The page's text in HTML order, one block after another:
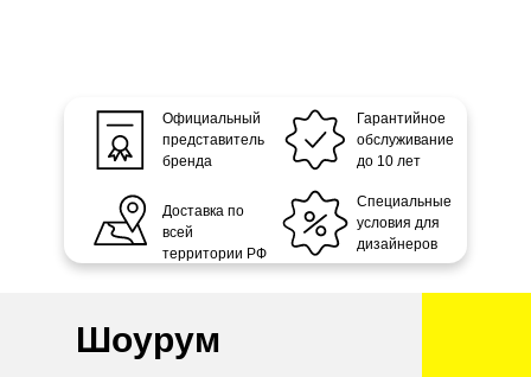
Официальный
представитель
бренда
Доставка по
всей
территории РФ
Гарантийное
обслуживание
до 10 лет
Специальные
условия для
дизайнеров
Шоурум